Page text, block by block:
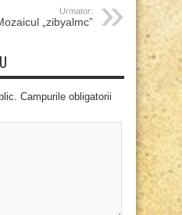
Urmator:
„zibyalmc”
Campurile obligatorii